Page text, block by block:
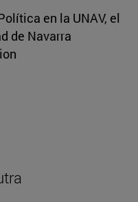
en la UNAV, el
de Navarra